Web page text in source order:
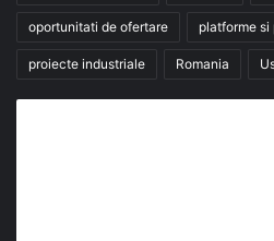
oportunitati de ofertare platforme si
proiecte industriale Romania